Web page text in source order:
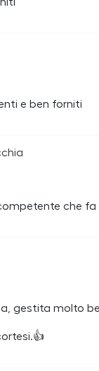
e ben forniti
che fa
gestita molto